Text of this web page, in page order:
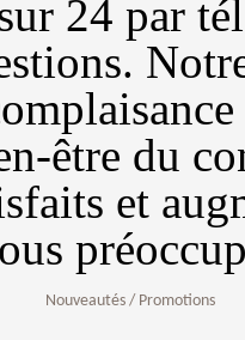
24 par
être du
et
Nouveautés / Promotions